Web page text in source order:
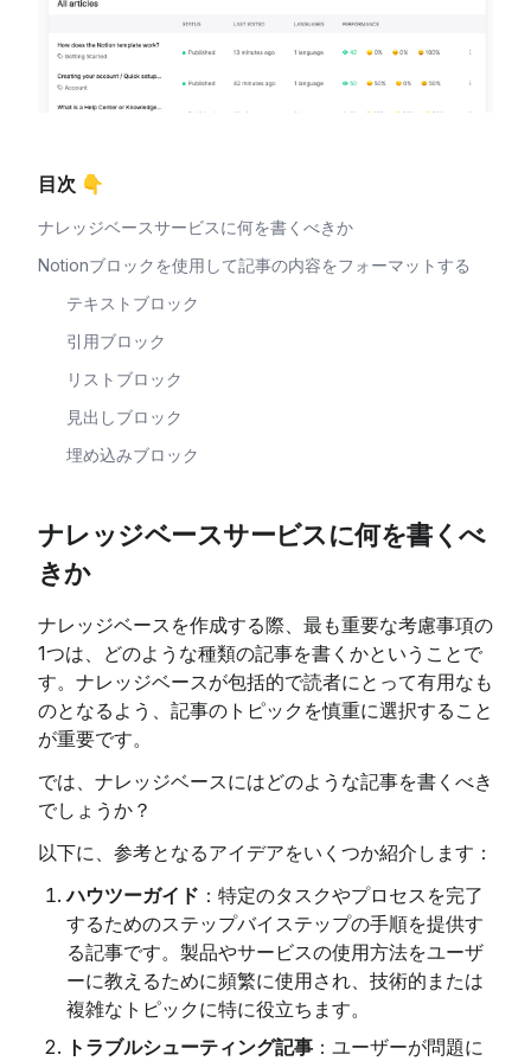
目次 👇
ナレッジベースサービスに何を書くべきか
Notionブロックを使用して記事の内容をフォーマットする
テキストブロック
引用ブロック
リストブロック
見出しブロック
埋め込みブロック
ナレッジベースサービスに何を書くべ
きか
ナレッジベースを作成する際、最も重要な考慮事項の
1つは、どのような種類の記事を書くかということで
す。ナレッジベースが包括的で読者にとって有用なも
のとなるよう、記事のトピックを慎重に選択すること
が重要です。
では、ナレッジベースにはどのような記事を書くべき
でしょうか？
以下に、参考となるアイデアをいくつか紹介します：
ハウツーガイド ：特定のタスクやプロセスを完了
するためのステップバイステップの手順を提供す
る記事です。製品やサービスの使用方法をユーザ
ーに教えるために頻繁に使用され、技術的または
複雑なトピックに特に役立ちます。
トラブルシューティング記事 ：ユーザーが問題に